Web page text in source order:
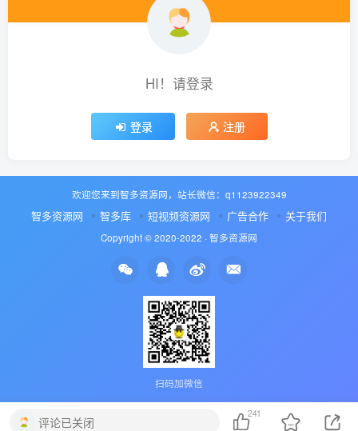
HI！请登录
登录 注册
欢迎您来到智多资源网，站长微信：q1123922349
智多资源网 智多库 短视频资源网 广告合作 关于我们
Copyright © 2020-2022 · 智多资源网
扫码加微信
评论已关闭
241